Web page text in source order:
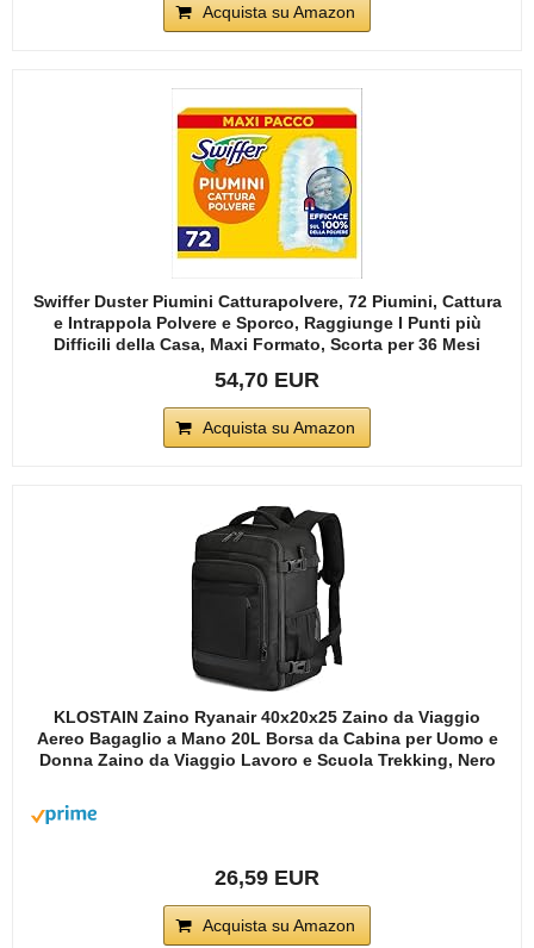
Acquista su Amazon
Swiffer Duster Piumini Catturapolvere, 72 Piumini, Cattura
e Intrappola Polvere e Sporco, Raggiunge I Punti più
Difficili della Casa, Maxi Formato, Scorta per 36 Mesi
54,70 EUR
Acquista su Amazon
KLOSTAIN Zaino Ryanair 40x20x25 Zaino da Viaggio
Aereo Bagaglio a Mano 20L Borsa da Cabina per Uomo e
Donna Zaino da Viaggio Lavoro e Scuola Trekking, Nero
26,59 EUR
Acquista su Amazon